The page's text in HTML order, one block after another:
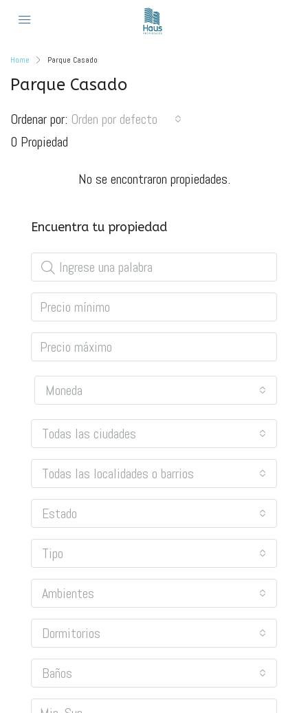
Home Parque Casado
Parque Casado
0 Propiedad
Ordenar por: Orden por defecto
No se encontraron propiedades.
Encuentra tu propiedad
Moneda
Todas las ciudades
Todas las localidades o barrios
Estado
Tipo
Ambientes
Dormitorios
Baños